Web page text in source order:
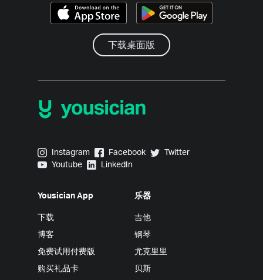
下载桌面版
Yousician on Instagram
Instagram Yousician on Facebook
Facebook Yousician on Twitter
Twitter
Yousician on Youtube
Youtube Yousician on LinkedIn
LinkedIn
Yousician App
下载
博客
免费试用付费版
购买礼品卡
乐器
吉他
钢琴
尤克里里
贝斯